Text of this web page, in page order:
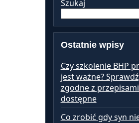
Szukaj
Ostatnie wpisy
Czy szkolenie BHP
jest ważne?
zgodne z
dostępne
Co zrobić gdy syn